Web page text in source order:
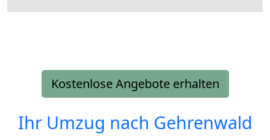
Kostenlose Angebote erhalten
Ihr Umzug nach Gehrenwald